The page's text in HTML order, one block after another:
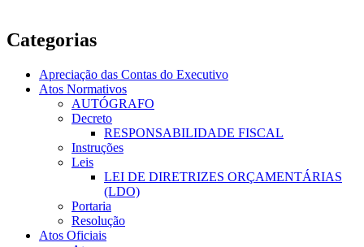
Categorias
Apreciação das Contas do Executivo
Atos Normativos
AUTÓGRAFO
Decreto
RESPONSABILIDADE FISCAL
Instruções
Leis
LEI DE DIRETRIZES ORÇAMENTÁRIAS
(LDO)
Portaria
Resolução
Atos Oficiais